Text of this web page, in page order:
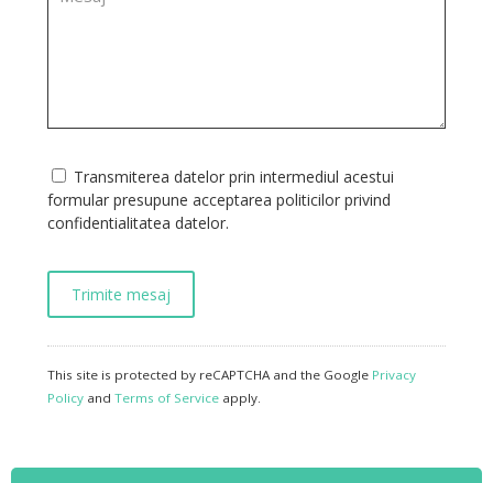
Transmiterea datelor prin intermediul acestui
formular presupune acceptarea politicilor privind
confidentialitatea datelor.
This site is protected by reCAPTCHA and the Google Privacy
Policy and Terms of Service apply.